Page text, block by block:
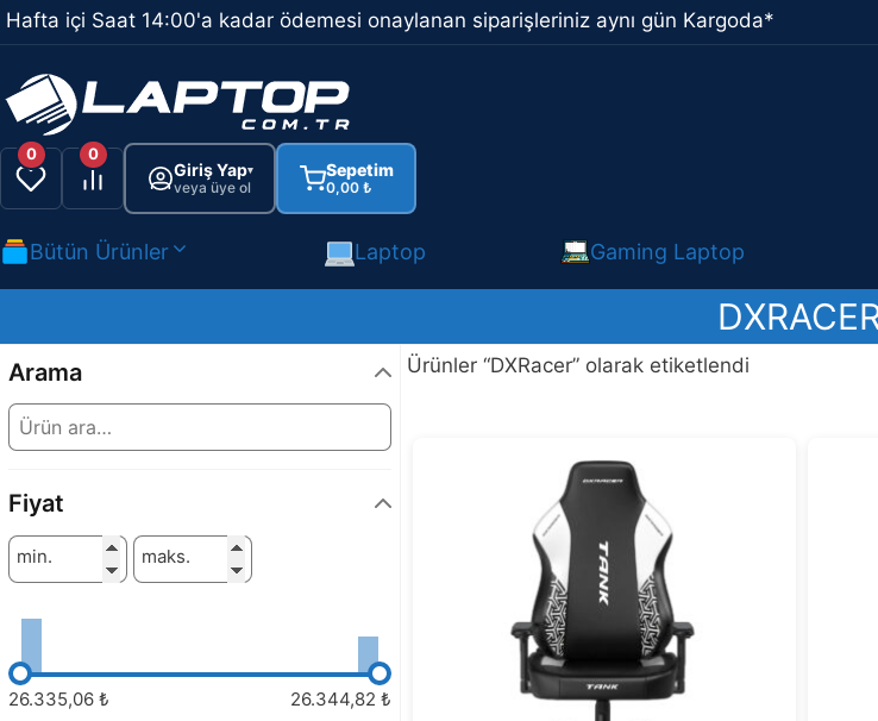
İçeriğe
atla
Hafta içi Saat 14:00'a kadar ödemesi onaylanan siparişleriniz aynı gün Kargoda*
0 0
Giriş Yap▾
veya üye ol
Sepetim
0,00 ₺
Bütün Ürünler Laptop Gaming Laptop
Ürünler “DXRacer” olarak etiketlendi
Arama
Fiyat
min. maks.
26.335,06 ₺ 26.344,82 ₺